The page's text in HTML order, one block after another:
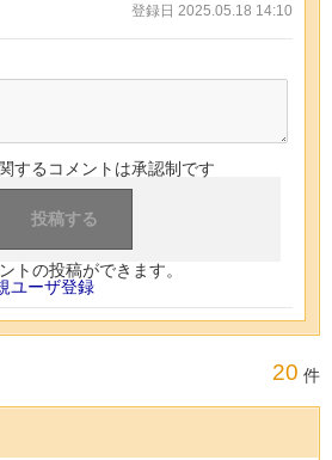
登録日 2025.05.18 14:10
するコメントは承認制です
トの投稿ができます。
ユーザ登録
20 件